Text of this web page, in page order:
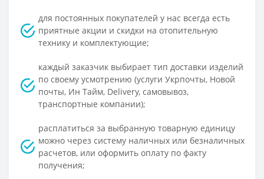
для постоянных покупателей у нас всегда есть
приятные акции и скидки на отопительную
технику и комплектующие;
каждый заказчик выбирает тип доставки изделий
по своему усмотрению (услуги Укрпочты, Новой
почты, Ин Тайм, Delivery, самовывоз,
транспортные компании);
расплатиться за выбранную товарную единицу
можно через систему наличных или безналичных
расчетов, или оформить оплату по факту
получения;